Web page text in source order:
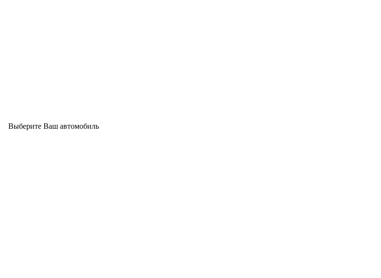
Выберите Ваш автомобиль